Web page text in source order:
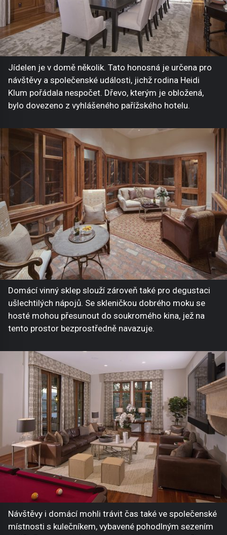
Jídelen je v domě několik. Tato honosná je určena pro
návštěvy a společenské události, jichž rodina Heidi
Klum pořádala nespočet. Dřevo, kterým je obložená,
bylo dovezeno z vyhlášeného pařížského hotelu.
Domácí vinný sklep slouží zároveň také pro degustaci
ušlechtilých nápojů. Se skleničkou dobrého moku se
hosté mohou přesunout do soukromého kina, jež na
tento prostor bezprostředně navazuje.
Návštěvy i domácí mohli trávit čas také ve společenské
místnosti s kulečníkem, vybavené pohodlným sezením